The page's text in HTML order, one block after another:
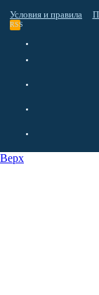
Условия и правила
RSS
Верх